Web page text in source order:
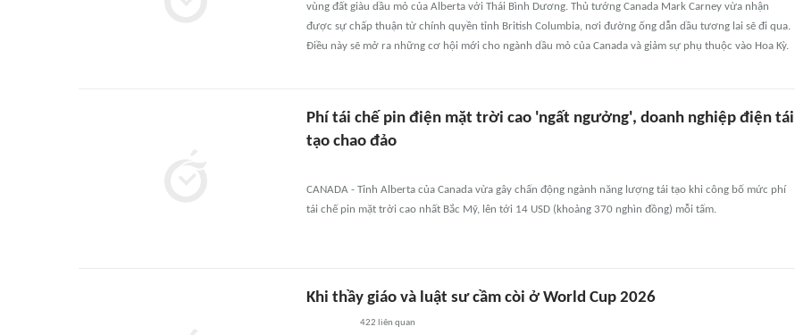
vùng đất giàu dầu mỏ của Alberta với Thái Bình Dương. Thủ tướng Canada Mark Carney vừa nhận
được sự chấp thuận từ chính quyền tỉnh British Columbia, nơi đường ống dẫn dầu tương lai sẽ đi qua.
Điều này sẽ mở ra những cơ hội mới cho ngành dầu mỏ của Canada và giảm sự phụ thuộc vào Hoa Kỳ.
Phí tái chế pin điện mặt trời cao 'ngất ngưởng', doanh nghiệp điện tái
tạo chao đảo
CANADA - Tỉnh Alberta của Canada vừa gây chấn động ngành năng lượng tái tạo khi công bố mức phí
tái chế pin mặt trời cao nhất Bắc Mỹ, lên tới 14 USD (khoảng 370 nghìn đồng) mỗi tấm.
Khi thầy giáo và luật sư cầm còi ở World Cup 2026
422 liên quan